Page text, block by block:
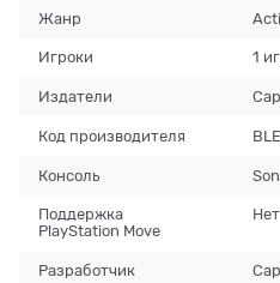
Жанр
Игроки 1
Издатели
Код производителя
Консоль
Поддержка
PlayStation Move
Нет
Разработчик